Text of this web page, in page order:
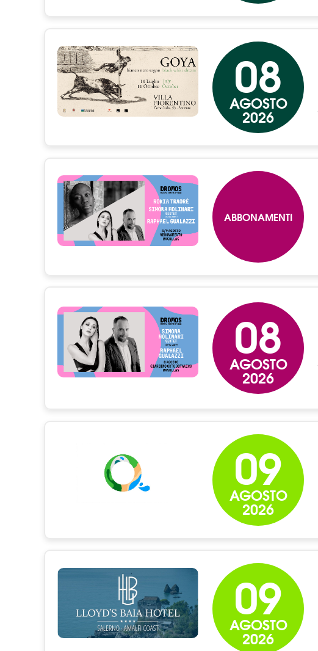
08
AGOSTO
2026
ABBONAMENTI
08
AGOSTO
2026
09
AGOSTO
2026
09
AGOSTO
2026